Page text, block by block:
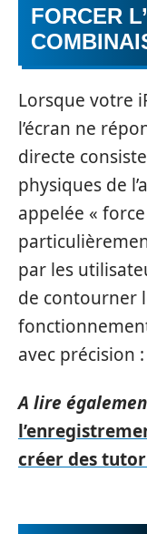
FORCER
Lorsque votre
l’écran ne
directe
physiques de
appelée «
par les
de contourner
avec précision :
A lire
créer des